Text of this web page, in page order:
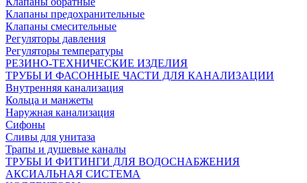
Клапаны предохранительные
Клапаны смесительные
Регуляторы давления
Регуляторы температуры
РЕЗИНО-ТЕХНИЧЕСКИЕ ИЗДЕЛИЯ
ТРУБЫ И ФАСОННЫЕ ЧАСТИ ДЛЯ КАНАЛИЗАЦИИ
Внутренняя канализация
Кольца и манжеты
Наружная канализация
Сифоны
Сливы для унитаза
Трапы и душевые каналы
ТРУБЫ И ФИТИНГИ ДЛЯ ВОДОСНАБЖЕНИЯ
АКСИАЛЬНАЯ СИСТЕМА